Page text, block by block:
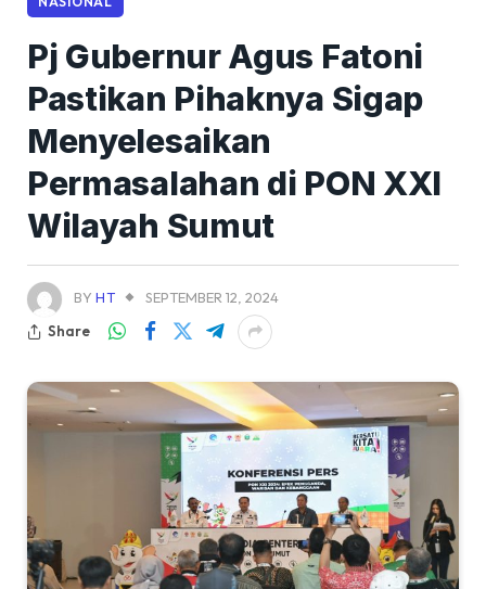
Pj Gubernur Agus Fatoni
Pastikan Pihaknya Sigap
Menyelesaikan
Permasalahan di PON XXI
Wilayah Sumut
BY HT
SEPTEMBER 12, 2024
Share